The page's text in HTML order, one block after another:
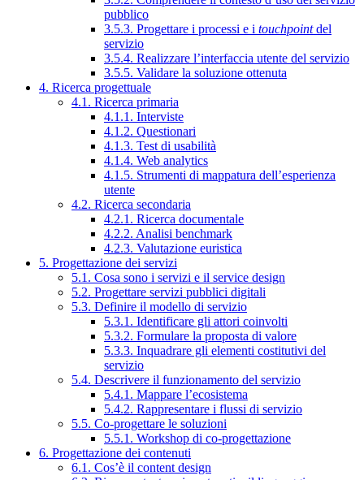
pubblico
3.5.3. Progettare i processi e i touchpointdel
servizio
3.5.4. Realizzare l’interfaccia utente del servizio
3.5.5. Validare la soluzione ottenuta
4. Ricerca progettuale
4.1. Ricerca primaria
4.1.1. Interviste
4.1.2. Questionari
4.1.3. Test di usabilità
4.1.4. Web analytics
4.1.5. Strumenti di mappatura dell’esperienza
utente
4.2. Ricerca secondaria
4.2.1. Ricerca documentale
4.2.2. Analisi benchmark
4.2.3. Valutazione euristica
5. Progettazione dei servizi
5.1. Cosa sono i servizi e il service design
5.2. Progettare servizi pubblici digitali
5.3. Definire il modello di servizio
5.3.1. Identificare gli attori coinvolti
5.3.2. Formulare la proposta di valore
5.3.3. Inquadrare gli elementi costitutivi del
servizio
5.4. Descrivere il funzionamento del servizio
5.4.1. Mappare l’ecosistema
5.4.2. Rappresentare i flussi di servizio
5.5. Co-progettare le soluzioni
5.5.1. Workshop di co-progettazione
6. Progettazione dei contenuti
6.1. Cos’è il content design